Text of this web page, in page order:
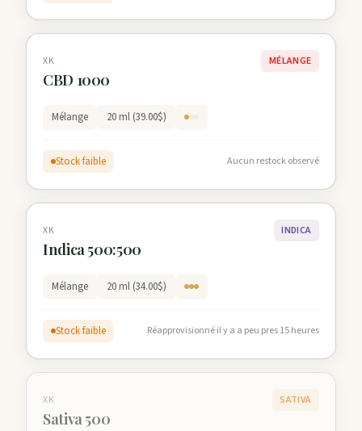
XK
CBD 1000
MÉLANGE
Mélange 20 ml (39.00$)
Stock faible Aucun restock observé
XK
Indica 500:500
INDICA
Mélange 20 ml (34.00$)
Stock faible Réapprovisionné il y a a peu pres 15 heures
XK
Sativa 500
SATIVA